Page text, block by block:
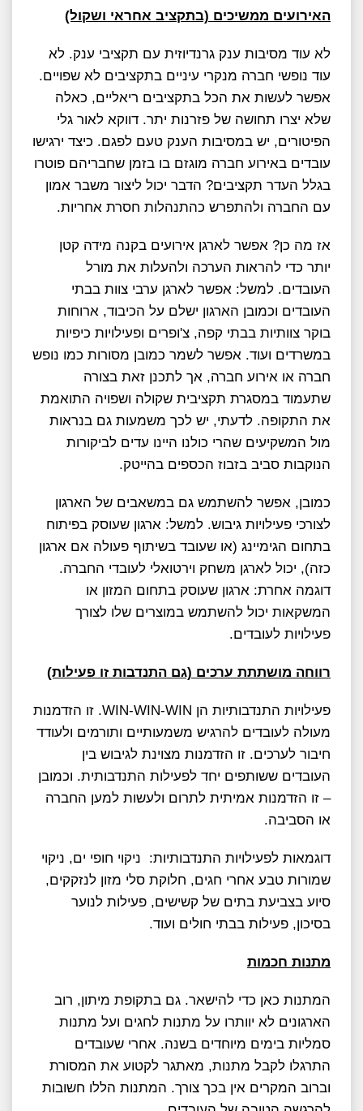
האירועים ממשיכים (בתקציב אחראי ושקול)
לא עוד מסיבות ענק גרנדיוזית עם תקציבי ענק. לא
עוד נופשי חברה מנקרי עיניים בתקציבים לא שפויים.
אפשר לעשות את הכל בתקציבים ריאליים, כאלה
שלא יצרו תחושה של פזרנות יתר. דווקא לאור גלי
הפיטורים, יש במסיבות הענק טעם לפגם. כיצד ירגישו
עובדים באירוע חברה מוגזם בו בזמן שחבריהם פוטרו
בגלל העדר תקציבים? הדבר יכול ליצור משבר אמון
עם החברה ולהתפרש כהתנהלות חסרת אחריות.
אז מה כן? אפשר לארגן אירועים בקנה מידה קטן
יותר כדי להראות הערכה ולהעלות את מורל
העובדים. למשל: אפשר לארגן ערבי צוות בבתי
העובדים וכמובן הארגון ישלם על הכיבוד, ארוחות
בוקר צוותיות בבתי קפה, צ'ופרים ופעילויות כיפיות
במשרדים ועוד. אפשר לשמר כמובן מסורות כמו נופש
חברה או אירוע חברה, אך לתכנן זאת בצורה
שתעמוד במסגרת תקציבית שקולה ושפויה התואמת
את התקופה. לדעתי, יש לכך משמעות גם בנראות
מול המשקיעים שהרי כולנו היינו עדים לביקורות
הנוקבות סביב בזבוז הכספים בהייטק.
כמובן, אפשר להשתמש גם במשאבים של הארגון
לצורכי פעילויות גיבוש. למשל: ארגון שעוסק בפיתוח
בתחום הגימיינג (או שעובד בשיתוף פעולה אם ארגון
כזה), יכול לארגן משחק וירטואלי לעובדי החברה.
דוגמה אחרת: ארגון שעוסק בתחום המזון או
המשקאות יכול להשתמש במוצרים שלו לצורך
פעילויות לעובדים.
רווחה מושתתת ערכים (גם התנדבות זו פעילות)
פעילויות התנדבותיות הן WIN-WIN-WIN. זו הזדמנות
מעולה לעובדים להרגיש משמעותיים ותורמים ולעודד
חיבור לערכים. זו הזדמנות מצוינת לגיבוש בין
העובדים ששותפים יחד לפעילות התנדבותית. וכמובן
– זו הזדמנות אמיתית לתרום ולעשות למען החברה
או הסביבה.
דוגמאות לפעילויות התנדבותיות: ניקוי חופי ים, ניקוי
שמורות טבע אחרי חגים, חלוקת סלי מזון לנזקקים,
סיוע בצביעת בתים של קשישים, פעילות לנוער
בסיכון, פעילות בבתי חולים ועוד.
מתנות חכמות
המתנות כאן כדי להישאר. גם בתקופת מיתון, רוב
הארגונים לא יוותרו על מתנות לחגים ועל מתנות
סמליות בימים מיוחדים בשנה. אחרי שעובדים
התרגלו לקבל מתנות, מאתגר לקטוע את המסורת
וברוב המקרים אין בכך צורך. המתנות הללו חשובות